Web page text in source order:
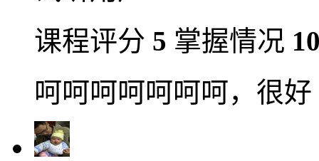
课程评分 5 掌握情况
呵呵呵呵呵呵呵，很好